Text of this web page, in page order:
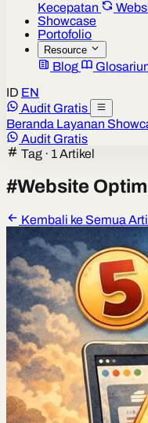
Kecepatan
Showcase
Portofolio
Resource
Blog
ID EN
Audit Gratis
Beranda Layanan
Audit Gratis
Tag · 1 Artikel
#Website
Kembali ke Semua